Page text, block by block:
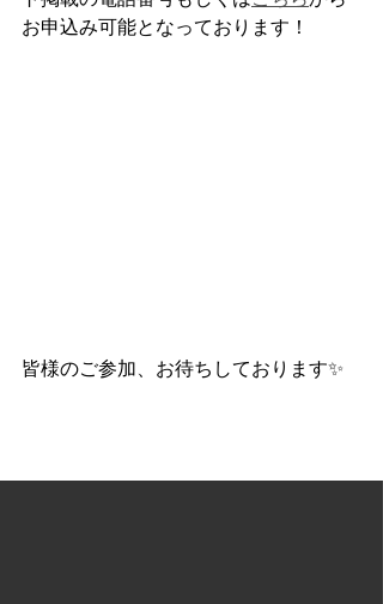
お申込み可能となっております！
皆様のご参加、お待ちしております✨